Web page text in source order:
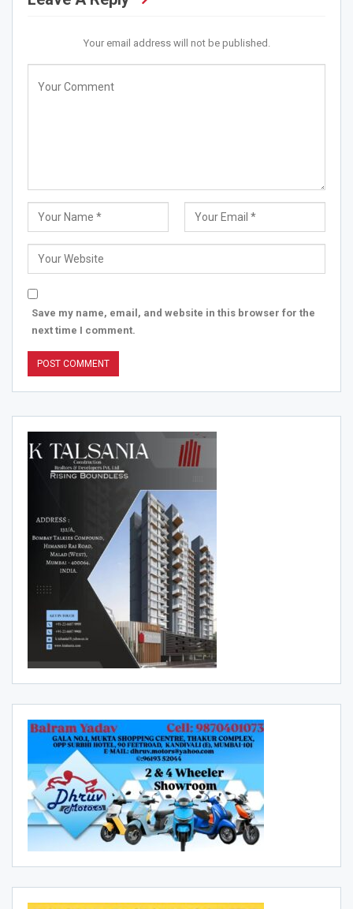
Your email address will not be published.
Save my name, email, and website in this browser for the
next time I comment.